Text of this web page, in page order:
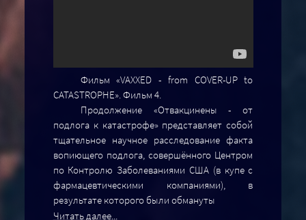
Фильм «VAXXED - from COVER-UP to
CATASTROPHE». Фильм 4.
Продолжение «Отвакцинены - от
подлога к катастрофе» представляет собой
тщательное научное расследование факта
вопиющего подлога, совершённого Центром
по Контролю Заболеваниями США (в купе с
фармацевтическими компаниями), в
результате которого были обмануты
Читать далее...